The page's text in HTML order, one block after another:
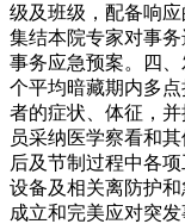
级及班级，配备响
集结本院专家对事
事务应急预案。四
个平均暗藏期内多
者的症状、体征，
员采纳医学察看和
后及节制过程中各
设备及相关离防护
成立和完美应对突